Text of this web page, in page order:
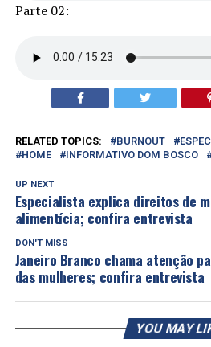
Parte 02:
RELATED TOPICS: BURNOUT
HOME
INFORMATIVO DOM BOSCO
UP NEXT
Especialista explica direitos de
alimentícia; confira entrevista
DON'T MISS
Janeiro Branco chama atenção
das mulheres; confira entrevista
YOU MAY